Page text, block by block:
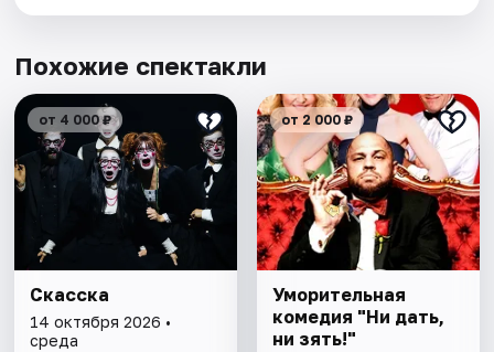
Похожие спектакли
от 4 000 ₽
Скасска
14 октября 2026 •
среда
от 2 000 ₽
Уморительная
комедия "Ни дать,
ни зять!"